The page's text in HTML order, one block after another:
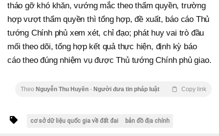
tháo gỡ khó khăn, vướng mắc theo thẩm quyền, trường
hợp vượt thẩm quyền thì tổng hợp, đề xuất, báo cáo Thủ
tướng Chính phủ xem xét, chỉ đạo; phát huy vai trò đầu
mối theo dõi, tổng hợp kết quả thực hiện, định kỳ báo
cáo theo đúng nhiệm vụ được Thủ tướng Chính phủ giao.
Theo Nguyễn Thu Huyền - Người đưa tin pháp luật Copy link
cơ sở dữ liệu quốc gia về đất đai bản đồ địa chính